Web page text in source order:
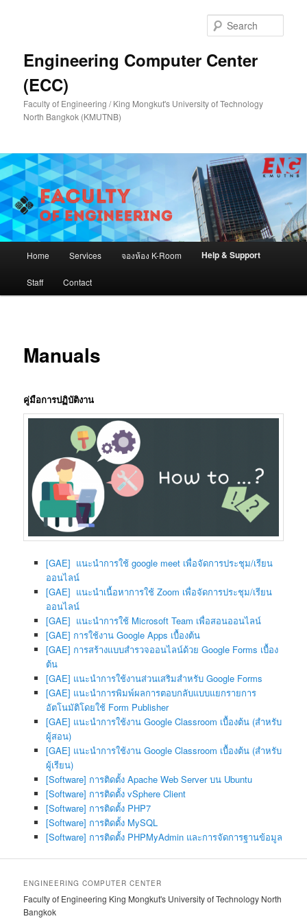
Engineering Computer Center
(ECC)
Faculty of Engineering / King Mongkut's University of Technology
North Bangkok (KMUTNB)
Home Services จองห้อง K-Room Help & Support
Staff Contact
Manuals
คู่มือการปฏิบัติงาน
[GAE] แนะนำการใช้ google meet เพื่อจัดการประชุม/เรียน
ออนไลน์
[GAE] แนะนำเนื้อหาการใช้ Zoom เพื่อจัดการประชุม/เรียน
ออนไลน์
[GAE] แนะนำการใช้ Microsoft Team เพื่อสอนออนไลน์
[GAE] การใช้งาน Google Apps เบื้องต้น
[GAE] การสร้างแบบสำรวจออนไลน์ด้วย Google Forms เบื้อง
ต้น
[GAE] แนะนำการใช้งานส่วนเสริมสำหรับ Google Forms
[GAE] แนะนำการพิมพ์ผลการตอบกลับแบบแยกรายการ
อัตโนมัติโดยใช้ Form Publisher
[GAE] แนะนำการใช้งาน Google Classroom เบื้องต้น (สำหรับ
ผู้สอน)
[GAE] แนะนำการใช้งาน Google Classroom เบื้องต้น (สำหรับ
ผู้เรียน)
[Software] การติดตั้ง Apache Web Server บน Ubuntu
[Software] การติดตั้ง vSphere Client
[Software] การติดตั้ง PHP7
[Software] การติดตั้ง MySQL
[Software] การติดตั้ง PHPMyAdmin และการจัดการฐานข้อมูล
ENGINEERING COMPUTER CENTER
Faculty of Engineering King Mongkut's University of Technology North
Bangkok